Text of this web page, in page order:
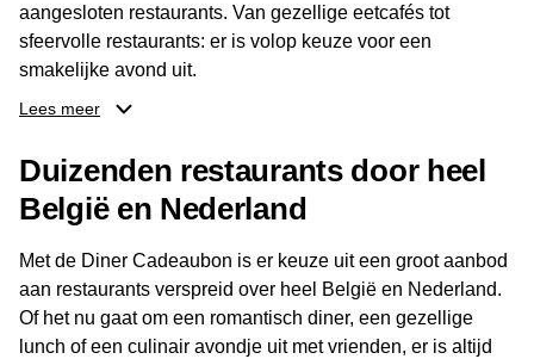
aangesloten restaurants. Van gezellige eetcafés tot
sfeervolle restaurants: er is volop keuze voor een
smakelijke avond uit.
ontvanger eenvoudig een locatie kiezen die past bij de
smaak en gelegenheid. Zo geeft de Diner Cadeaubon niet
alleen een diner, maar ook een gezellig moment om
Lees meer
Duizenden restaurants door heel
België en Nederland
Met de Diner Cadeaubon is er keuze uit een groot aanbod
aan restaurants verspreid over heel België en Nederland.
Of het nu gaat om een romantisch diner, een gezellige
lunch of een culinair avondje uit met vrienden, er is altijd